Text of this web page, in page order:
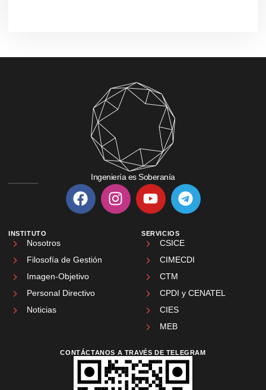
Ingeniería es Soberanía
INSTITUTO
Nosotros
Filosofía de Gestión
Imagen-Objetivo
Personal Directivo
Noticias
SERVICIOS
CSICE
CIMECDI
CTM
CPDI y CENATEL
CIES
MEB
CONTÁCTANOS A TRAVÉS DE TELEGRAM